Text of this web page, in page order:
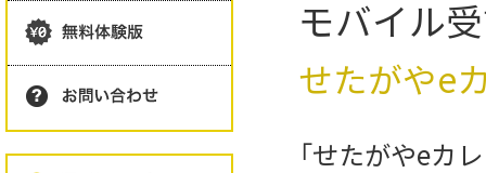
モバイル
せたがやe
「せたがやeカ